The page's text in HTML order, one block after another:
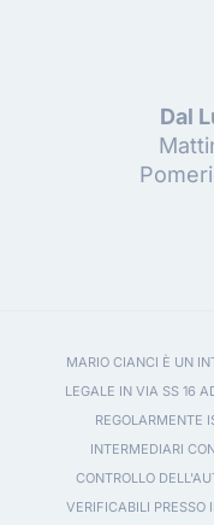
Dal
MARIO CIANCI È UN
LEGALE IN VIA SS 16
REGOLARMENTE
INTERMEDIARI
CONTROLLO
VERIFICABILI PRESSO